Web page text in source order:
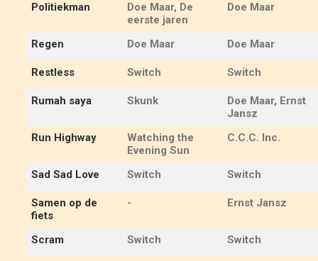
Politiekman
Doe Maar, De
eerste jaren
Doe Maar
Regen Doe Maar Doe Maar
Restless Switch Switch
Rumah saya Skunk
Doe Maar, Ernst
Jansz
Run Highway
Watching the
Evening Sun
C.C.C. Inc.
Sad Sad Love Switch Switch
Samen op de
fiets
- Ernst Jansz
Scram Switch Switch